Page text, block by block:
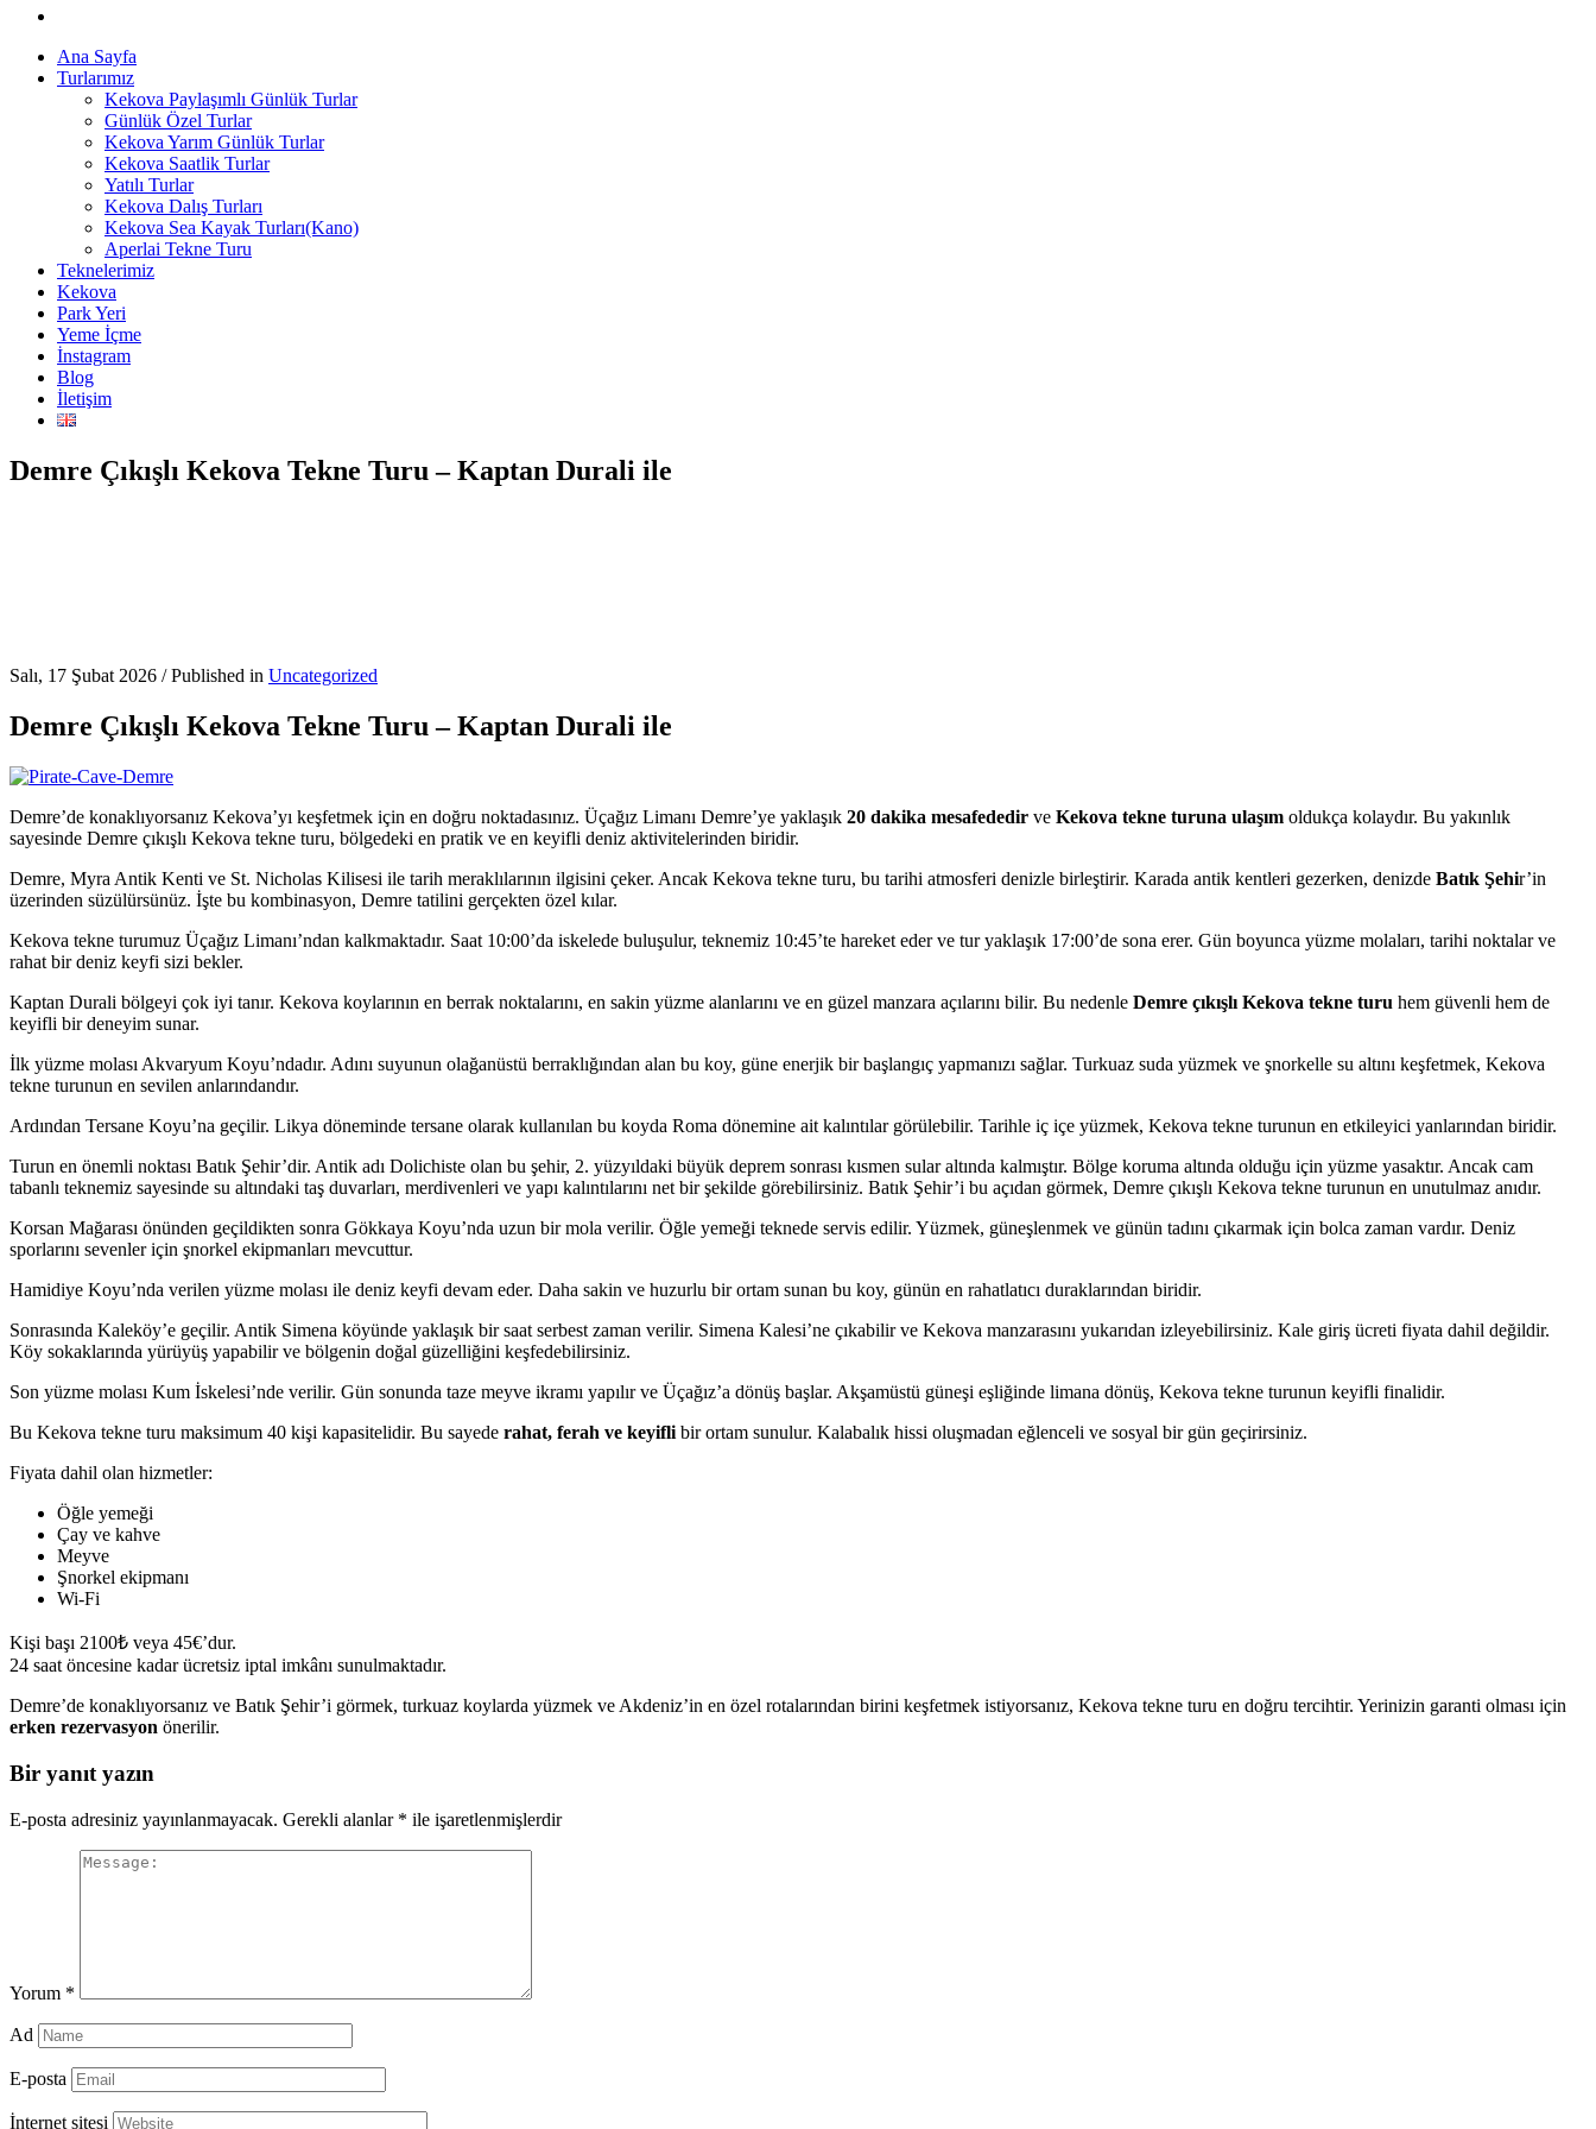
Ana Sayfa
Turlarımız
Kekova Paylaşımlı Günlük Turlar
Günlük Özel Turlar
Kekova Yarım Günlük Turlar
Kekova Saatlik Turlar
Yatılı Turlar
Kekova Dalış Turları
Kekova Sea Kayak Turları(Kano)
Aperlai Tekne Turu
Teknelerimiz
Kekova
Park Yeri
Yeme İçme
İnstagram
Blog
İletişim
Demre Çıkışlı Kekova Tekne Turu – Kaptan Durali ile
Salı, 17 Şubat 2026 /Published in Uncategorized
Demre Çıkışlı Kekova Tekne Turu – Kaptan Durali ile
Demre’de konaklıyorsanız Kekova’yı keşfetmek için en doğru noktadasınız. Üçağız Limanı Demre’ye yaklaşık 20 dakika mesafededir ve Kekova tekne turuna ulaşım oldukça kolaydır. Bu yakınlık
sayesinde Demre çıkışlı Kekova tekne turu, bölgedeki en pratik ve en keyifli deniz aktivitelerinden biridir.
Demre, Myra Antik Kenti ve St. Nicholas Kilisesi ile tarih meraklılarının ilgisini çeker. Ancak Kekova tekne turu, bu tarihi atmosferi denizle birleştirir. Karada antik kentleri gezerken, denizde Batık Şehir’in
üzerinden süzülürsünüz. İşte bu kombinasyon, Demre tatilini gerçekten özel kılar.
Kekova tekne turumuz Üçağız Limanı’ndan kalkmaktadır. Saat 10:00’da iskelede buluşulur, teknemiz 10:45’te hareket eder ve tur yaklaşık 17:00’de sona erer. Gün boyunca yüzme molaları, tarihi noktalar ve
rahat bir deniz keyfi sizi bekler.
Kaptan Durali bölgeyi çok iyi tanır. Kekova koylarının en berrak noktalarını, en sakin yüzme alanlarını ve en güzel manzara açılarını bilir. Bu nedenle Demre çıkışlı Kekova tekne turu hem güvenli hem de
keyifli bir deneyim sunar.
İlk yüzme molası Akvaryum Koyu’ndadır. Adını suyunun olağanüstü berraklığından alan bu koy, güne enerjik bir başlangıç yapmanızı sağlar. Turkuaz suda yüzmek ve şnorkelle su altını keşfetmek, Kekova
tekne turunun en sevilen anlarındandır.
Ardından Tersane Koyu’na geçilir. Likya döneminde tersane olarak kullanılan bu koyda Roma dönemine ait kalıntılar görülebilir. Tarihle iç içe yüzmek, Kekova tekne turunun en etkileyici yanlarından biridir.
Turun en önemli noktası Batık Şehir’dir. Antik adı Dolichiste olan bu şehir, 2. yüzyıldaki büyük deprem sonrası kısmen sular altında kalmıştır. Bölge koruma altında olduğu için yüzme yasaktır. Ancak cam
tabanlı teknemiz sayesinde su altındaki taş duvarları, merdivenleri ve yapı kalıntılarını net bir şekilde görebilirsiniz. Batık Şehir’i bu açıdan görmek, Demre çıkışlı Kekova tekne turunun en unutulmaz anıdır.
Korsan Mağarası önünden geçildikten sonra Gökkaya Koyu’nda uzun bir mola verilir. Öğle yemeği teknede servis edilir. Yüzmek, güneşlenmek ve günün tadını çıkarmak için bolca zaman vardır. Deniz
sporlarını sevenler için şnorkel ekipmanları mevcuttur.
Hamidiye Koyu’nda verilen yüzme molası ile deniz keyfi devam eder. Daha sakin ve huzurlu bir ortam sunan bu koy, günün en rahatlatıcı duraklarından biridir.
Sonrasında Kaleköy’e geçilir. Antik Simena köyünde yaklaşık bir saat serbest zaman verilir. Simena Kalesi’ne çıkabilir ve Kekova manzarasını yukarıdan izleyebilirsiniz. Kale giriş ücreti fiyata dahil değildir.
Köy sokaklarında yürüyüş yapabilir ve bölgenin doğal güzelliğini keşfedebilirsiniz.
Son yüzme molası Kum İskelesi’nde verilir. Gün sonunda taze meyve ikramı yapılır ve Üçağız’a dönüş başlar. Akşamüstü güneşi eşliğinde limana dönüş, Kekova tekne turunun keyifli finalidir.
Bu Kekova tekne turu maksimum 40 kişi kapasitelidir. Bu sayede rahat, ferah ve keyifli bir ortam sunulur. Kalabalık hissi oluşmadan eğlenceli ve sosyal bir gün geçirirsiniz.
Fiyata dahil olan hizmetler:
Öğle yemeği
Çay ve kahve
Meyve
Şnorkel ekipmanı
Wi-Fi
Kişi başı 2100₺ veya 45€’dur.
24 saat öncesine kadar ücretsiz iptal imkânı sunulmaktadır.
Demre’de konaklıyorsanız ve Batık Şehir’i görmek, turkuaz koylarda yüzmek ve Akdeniz’in en özel rotalarından birini keşfetmek istiyorsanız, Kekova tekne turu en doğru tercihtir. Yerinizin garanti olması için
erken rezervasyon önerilir.
Bir yanıt yazın
E-posta adresiniz yayınlanmayacak. Gerekli alanlar * ile işaretlenmişlerdir
Yorum *
Ad
E-posta
İnternet sitesi